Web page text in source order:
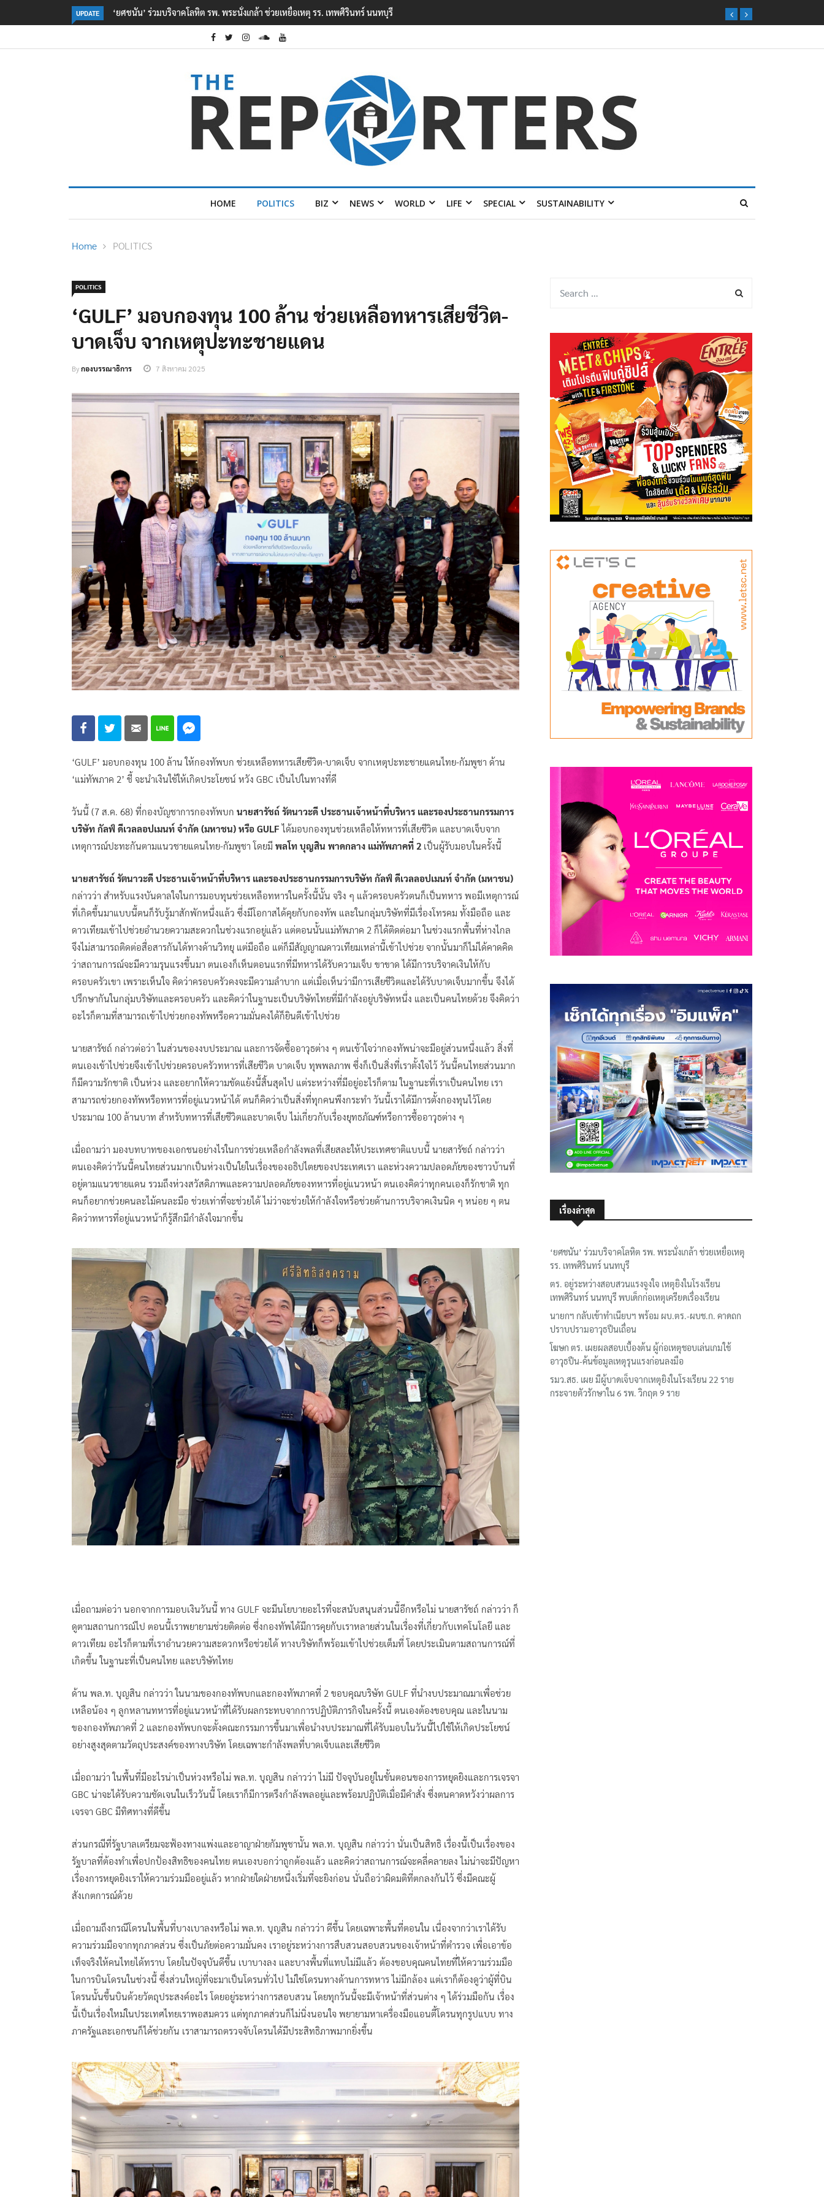
UPDATE ตร. อยู่ระหว่างสอบสวนแรงจูงใจ เหตุยิงในโรงเรียนเทพศิรินทร์ นนทบุรี พบเด็กก่อเหตุเครียดเรื่องเรียน
HOME POLITICS BIZ NEWS WORLD LIFE SPECIAL SUSTAINABILITY
Home POLITICS
POLITICS
‘GULF’ มอบกองทุน 100 ล้าน ช่วยเหลือทหารเสียชีวิต-
บาดเจ็บ จากเหตุปะทะชายแดน
Byกองบรรณาธิการ 7 สิงหาคม 2025
‘GULF’ มอบกองทุน 100 ล้าน ให้กองทัพบก ช่วยเหลือทหารเสียชีวิต-บาดเจ็บ จากเหตุปะทะชายแดนไทย-กัมพูชา ด้าน
‘แม่ทัพภาค 2’ ชี้ จะนำเงินใช้ให้เกิดประโยชน์ หวัง GBC เป็นไปในทางที่ดี
วันนี้ (7 ส.ค. 68) ที่กองบัญชาการกองทัพบก นายสารัชถ์ รัตนาวะดี ประธานเจ้าหน้าที่บริหาร และรองประธานกรรมการ
บริษัท กัลฟ์ ดีเวลลอปเมนท์ จำกัด (มหาชน) หรือ GULFได้มอบกองทุนช่วยเหลือให้ทหารที่เสียชีวิต และบาดเจ็บจาก
เหตุการณ์ปะทะกันตามแนวชายแดนไทย-กัมพูชา โดยมี พลโท บุญสิน พาดกลาง แม่ทัพภาคที่ 2 เป็นผู้รับมอบในครั้งนี้
นายสารัชถ์ รัตนาวะดี ประธานเจ้าหน้าที่บริหาร และรองประธานกรรมการบริษัท กัลฟ์ ดีเวลลอปเมนท์ จำกัด (มหาชน)
กล่าวว่า สำหรับแรงบันดาลใจในการมอบทุนช่วยเหลือทหารในครั้งนี้นั้น จริง ๆ แล้วครอบครัวตนก็เป็นทหาร พอมีเหตุการณ์
ที่เกิดขึ้นมาแบบนี้ตนก็รับรู้มาสักพักหนึ่งแล้ว ซึ่งมีโอกาสได้คุยกับกองทัพ และในกลุ่มบริษัทที่มีเรื่องโทรคม ทั้งมือถือ และ
ดาวเทียมเข้าไปช่วยอำนวยความสะดวกในช่วงแรกอยู่แล้ว แต่ตอนนั้นแม่ทัพภาค 2 ก็ได้ติดต่อมา ในช่วงแรกพื้นที่ห่างไกล
จึงไม่สามารถติดต่อสื่อสารกันได้ทางด้านวิทยุ แต่มือถือ แต่ก็มีสัญญาณดาวเทียมเหล่านี้เข้าไปช่วย จากนั้นมาก็ไม่ได้คาดคิด
ว่าสถานการณ์จะมีความรุนแรงขึ้นมา ตนเองก็เห็นตอนแรกที่มีทหารได้รับความเจ็บ ขาขาด ได้มีการบริจาคเงินให้กับ
ครอบครัวเขา เพราะเห็นใจ คิดว่าครอบครัวคงจะมีความลำบาก แต่เมื่อเห็นว่ามีการเสียชีวิตและได้รับบาดเจ็บมากขึ้น จึงได้
ปรึกษากันในกลุ่มบริษัทและครอบครัว และคิดว่าในฐานะเป็นบริษัทไทยที่มีกำลังอยู่บริษัทหนึ่ง และเป็นคนไทยด้วย จึงคิดว่า
อะไรก็ตามที่สามารถเข้าไปช่วยกองทัพหรือความมั่นคงได้ก็ยินดีเข้าไปช่วย
นายสารัชถ์ กล่าวต่อว่า ในส่วนของงบประมาณ และการจัดซื้ออาวุธต่าง ๆ ตนเข้าใจว่ากองทัพน่าจะมีอยู่ส่วนหนึ่งแล้ว สิ่งที่
ตนเองเข้าไปช่วยจึงเข้าไปช่วยครอบครัวทหารที่เสียชีวิต บาดเจ็บ ทุพพลภาพ ซึ่งก็เป็นสิ่งที่เราตั้งใจไว้ วันนี้คนไทยส่วนมาก
ก็มีความรักชาติ เป็นห่วง และอยากให้ความขัดแย้งนี้สิ้นสุดไป แต่ระหว่างที่มีอยู่อะไรก็ตาม ในฐานะที่เราเป็นคนไทย เรา
สามารถช่วยกองทัพหรือทหารที่อยู่แนวหน้าได้ ตนก็คิดว่าเป็นสิ่งที่ทุกคนพึงกระทำ วันนี้เราได้มีการตั้งกองทุนไว้โดย
ประมาณ 100 ล้านบาท สำหรับทหารที่เสียชีวิตและบาดเจ็บ ไม่เกี่ยวกับเรื่องยุทธภัณฑ์หรือการซื้ออาวุธต่าง ๆ
เมื่อถามว่า มองบทบาทของเอกชนอย่างไรในการช่วยเหลือกำลังพลที่เสียสละให้ประเทศชาติแบบนี้ นายสารัชถ์ กล่าวว่า
ตนเองคิดว่าวันนี้คนไทยส่วนมากเป็นห่วงเป็นใยในเรื่องของอธิปไตยของประเทศเรา และห่วงความปลอดภัยของชาวบ้านที่
อยู่ตามแนวชายแดน รวมถึงห่วงสวัสดิภาพและความปลอดภัยของทหารที่อยู่แนวหน้า ตนเองคิดว่าทุกคนเองก็รักชาติ ทุก
คนก็อยากช่วยคนละไม้คนละมือ ช่วยเท่าที่จะช่วยได้ ไม่ว่าจะช่วยให้กำลังใจหรือช่วยด้านการบริจาคเงินนิด ๆ หน่อย ๆ ตน
คิดว่าทหารที่อยู่แนวหน้าก็รู้สึกมีกำลังใจมากขึ้น
เมื่อถามต่อว่า นอกจากการมอบเงินวันนี้ ทาง GULF จะมีนโยบายอะไรที่จะสนับสนุนส่วนนี้อีกหรือไม่ นายสารัชถ์ กล่าวว่า ก็
ดูตามสถานการณ์ไป ตอนนี้เราพยายามช่วยติดต่อ ซึ่งกองทัพได้มีการคุยกับเราหลายส่วนในเรื่องที่เกี่ยวกับเทคโนโลยี และ
ดาวเทียม อะไรก็ตามที่เราอำนวยความสะดวกหรือช่วยได้ ทางบริษัทก็พร้อมเข้าไปช่วยเต็มที่ โดยประเมินตามสถานการณ์ที่
เกิดขึ้น ในฐานะที่เป็นคนไทย และบริษัทไทย
ด้าน พล.ท. บุญสิน กล่าวว่า ในนามของกองทัพบกและกองทัพภาคที่ 2 ขอบคุณบริษัท GULF ที่นำงบประมาณมาเพื่อช่วย
เหลือน้อง ๆ ลูกหลานทหารที่อยู่แนวหน้าที่ได้รับผลกระทบจากการปฏิบัติภารกิจในครั้งนี้ ตนเองต้องขอบคุณ และในนาม
ของกองทัพภาคที่ 2 และกองทัพบกจะตั้งคณะกรรมการขึ้นมาเพื่อนำงบประมาณที่ได้รับมอบในวันนี้ไปใช้ให้เกิดประโยชน์
อย่างสูงสุดตามวัตถุประสงค์ของทางบริษัท โดยเฉพาะกำลังพลที่บาดเจ็บและเสียชีวิต
เมื่อถามว่า ในพื้นที่มีอะไรน่าเป็นห่วงหรือไม่ พล.ท. บุญสิน กล่าวว่า ไม่มี ปัจจุบันอยู่ในขั้นตอนของการหยุดยิงและการเจรจา
GBC น่าจะได้รับความชัดเจนในเร็ววันนี้ โดยเราก็มีการตรึงกำลังพลอยู่และพร้อมปฏิบัติเมื่อมีคำสั่ง ซึ่งตนคาดหวังว่าผลการ
เจรจา GBC มีทิศทางที่ดีขึ้น
ส่วนกรณีที่รัฐบาลเตรียมจะฟ้องทางแพ่งและอาญาฝ่ายกัมพูชานั้น พล.ท. บุญสิน กล่าวว่า นั่นเป็นสิทธิ เรื่องนี้เป็นเรื่องของ
รัฐบาลที่ต้องทำเพื่อปกป้องสิทธิของคนไทย ตนเองบอกว่าถูกต้องแล้ว และคิดว่าสถานการณ์จะคลี่คลายลง ไม่น่าจะมีปัญหา
เรื่องการหยุดยิงเราให้ความร่วมมืออยู่แล้ว หากฝ่ายใดฝ่ายหนึ่งเริ่มที่จะยิงก่อน นั่นถือว่าผิดมติที่ตกลงกันไว้ ซึ่งมีคณะผู้
สังเกตการณ์ด้วย
เมื่อถามถึงกรณีโดรนในพื้นที่บางเบาลงหรือไม่ พล.ท. บุญสิน กล่าวว่า ดีขึ้น โดยเฉพาะพื้นที่ตอนใน เนื่องจากว่าเราได้รับ
ความร่วมมือจากทุกภาคส่วน ซึ่งเป็นภัยต่อความมั่นคง เราอยู่ระหว่างการสืบสวนสอบสวนของเจ้าหน้าที่ตำรวจ เพื่อเอาข้อ
เท็จจริงให้คนไทยได้ทราบ โดยในปัจจุบันดีขึ้น เบาบางลง และบางพื้นที่แทบไม่มีแล้ว ต้องขอบคุณคนไทยที่ให้ความร่วมมือ
ในการบินโดรนในช่วงนี้ ซึ่งส่วนใหญ่ที่จะมาเป็นโดรนทั่วไป ไม่ใช่โดรนทางด้านการทหาร ไม่มีกล้อง แต่เราก็ต้องดูว่าผู้ที่บิน
โดรนนั้นขึ้นบินด้วยวัตถุประสงค์อะไร โดยอยู่ระหว่างการสอบสวน โดยทุกวันนี้จะมีเจ้าหน้าที่ส่วนต่าง ๆ ได้ร่วมมือกัน เรื่อง
นี้เป็นเรื่องใหม่ในประเทศไทยเราพอสมควร แต่ทุกภาคส่วนก็ไม่นิ่งนอนใจ พยายามหาเครื่องมือแอนตี้โดรนทุกรูปแบบ ทาง
ภาครัฐและเอกชนก็ได้ช่วยกัน เราสามารถตรวจจับโดรนได้มีประสิทธิภาพมากยิ่งขึ้น
เรื่องล่าสุด
‘ยศชนัน’ ร่วมบริจาคโลหิต รพ. พระนั่งเกล้า ช่วยเหยื่อเหตุ
รร. เทพศิรินทร์ นนทบุรี
ตร. อยู่ระหว่างสอบสวนแรงจูงใจ เหตุยิงในโรงเรียน
เทพศิรินทร์ นนทบุรี พบเด็กก่อเหตุเครียดเรื่องเรียน
นายกฯ กลับเข้าทำเนียบฯ พร้อม ผบ.ตร.-ผบช.ก. คาดถก
ปราบปรามอาวุธปืนเถื่อน
โฆษก ตร. เผยผลสอบเบื้องต้น ผู้ก่อเหตุชอบเล่นเกมใช้
อาวุธปืน-ค้นข้อมูลเหตุรุนแรงก่อนลงมือ
รมว.สธ. เผย มีผู้บาดเจ็บจากเหตุยิงในโรงเรียน 22 ราย
กระจายตัวรักษาใน 6 รพ. วิกฤต 9 ราย